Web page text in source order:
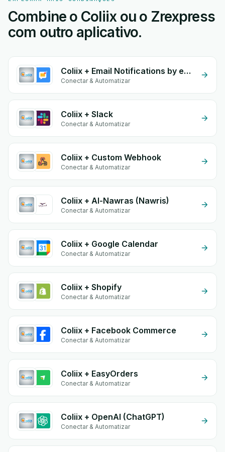
Combine o Coliix ou o Zrexpress
com outro aplicativo.
Coliix + Email Notifications by eGrow
Conectar & Automatizar
Coliix + Slack
Conectar & Automatizar
Coliix + Custom Webhook
Conectar & Automatizar
Coliix + Al-Nawras (Nawris)
Conectar & Automatizar
Coliix + Google Calendar
Conectar & Automatizar
Coliix + Shopify
Conectar & Automatizar
Coliix + Facebook Commerce
Conectar & Automatizar
Coliix + EasyOrders
Conectar & Automatizar
Coliix + OpenAI (ChatGPT)
Conectar & Automatizar